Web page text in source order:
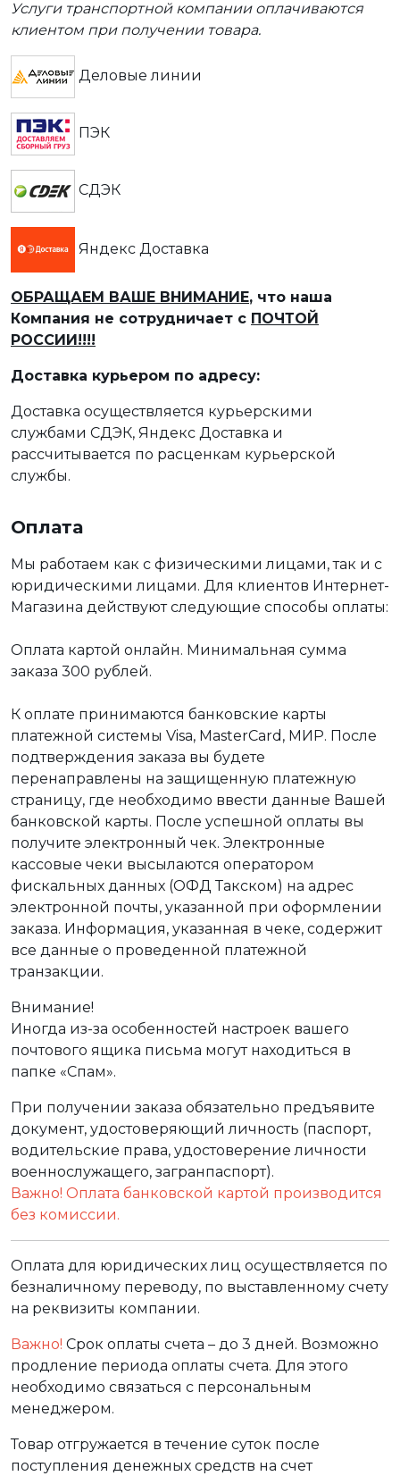
Услуги транспортной компании оплачиваются
клиентом при получении товара.
Деловые линии
ПЭК
СДЭК
Яндекс Доставка
ОБРАЩАЕМ ВАШЕ ВНИМАНИЕ, что наша
Компания не сотрудничает с ПОЧТОЙ
РОССИИ!!!!
Доставка курьером по адресу:
Доставка осуществляется курьерскими
службами СДЭК, Яндекс Доставка и
рассчитывается по расценкам курьерской
службы.
Оплата
Мы работаем как с физическими лицами, так и с
юридическими лицами. Для клиентов Интернет-
Магазина действуют следующие способы оплаты:
Оплата картой онлайн. Минимальная сумма
заказа 300 рублей.
К оплате принимаются банковские карты
платежной системы Visa, MasterCard, МИР. После
подтверждения заказа вы будете
перенаправлены на защищенную платежную
страницу, где необходимо ввести данные Вашей
банковской карты. После успешной оплаты вы
получите электронный чек. Электронные
кассовые чеки высылаются оператором
фискальных данных (ОФД Такском) на адрес
электронной почты, указанной при оформлении
заказа. Информация, указанная в чеке, содержит
все данные о проведенной платежной
транзакции.
Внимание!
Иногда из-за особенностей настроек вашего
почтового ящика письма могут находиться в
папке «Спам».
При получении заказа обязательно предъявите
документ, удостоверяющий личность (паспорт,
водительские права, удостоверение личности
военнослужащего, загранпаспорт).
Важно! Оплата банковской картой производится
без комиссии.
Оплата для юридических лиц осуществляется по
безналичному переводу, по выставленному счету
на реквизиты компании.
Важно! Срок оплаты счета – до 3 дней. Возможно
продление периода оплаты счета. Для этого
необходимо связаться с персональным
менеджером.
Товар отгружается в течение суток после
поступления денежных средств на счет